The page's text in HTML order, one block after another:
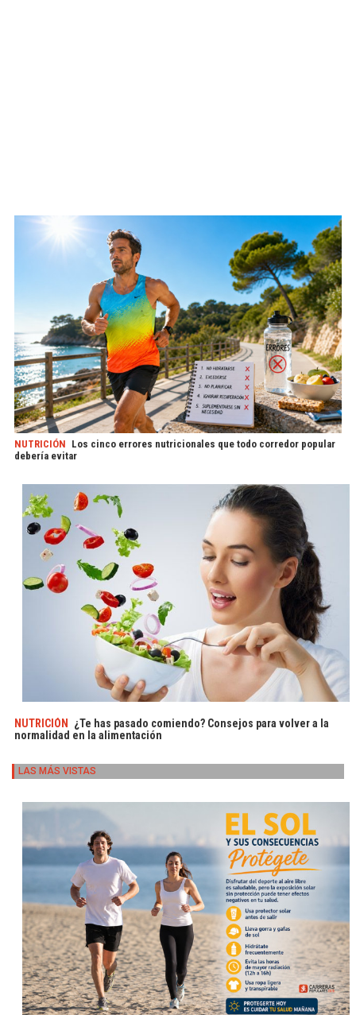
NUTRICIÓN Los cinco errores nutricionales que todo corredor popular
debería evitar
NUTRICIÓN
¿Te has pasado comiendo? Consejos para volver a la
normalidad en la alimentación
LAS MÁS VISTAS